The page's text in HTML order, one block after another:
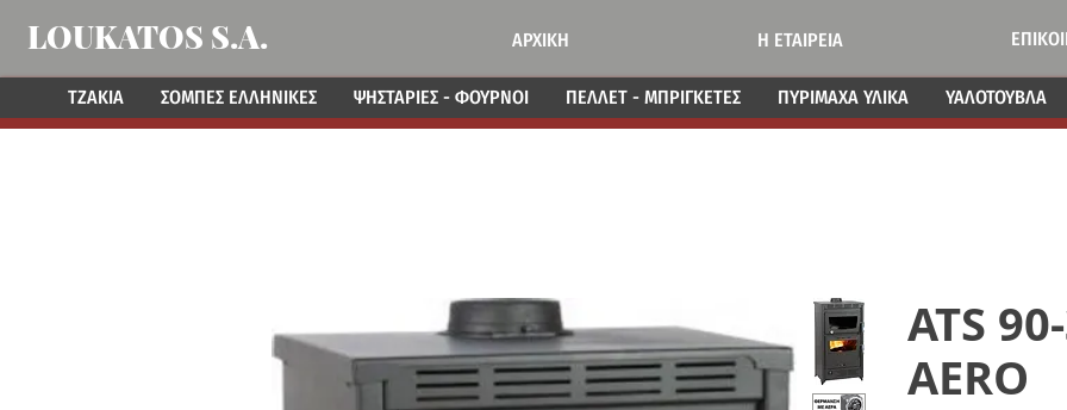
LOUKATOS S.A. ΑΡΧΙΚΗ Η ΕΤΑΙΡΕΙΑ
ΤΖΑΚΙΑ ΣΟΜΠΕΣ ΕΛΛΗΝΙΚΕΣ ΨΗΣΤΑΡΙΕΣ - ΦΟΥΡΝΟΙ ΠΕΛΛΕΤ - ΜΠΡΙΓΚΕΤΕΣ ΠΥΡΙΜΑΧΑ ΥΛΙΚΑ ΥΑΛΟΤΟΥΒΛΑ
ATS
AERO